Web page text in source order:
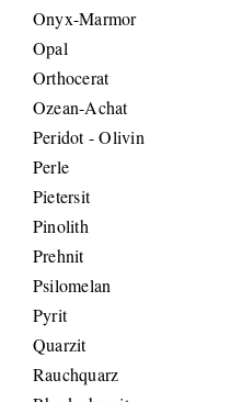
Onyx-Marmor
Opal
Orthocerat
Ozean-Achat
Peridot - Olivin
Perle
Pietersit
Pinolith
Prehnit
Psilomelan
Pyrit
Quarzit
Rauchquarz